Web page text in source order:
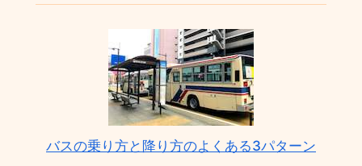
バスの乗り方と降り方のよくある3パターン